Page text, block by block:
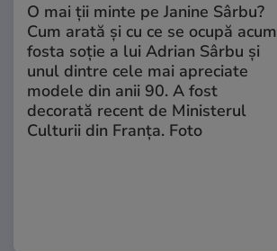
O mai ții minte pe Janine Sârbu?
Cum arată și cu ce se ocupă acum
fosta soție a lui Adrian Sârbu și
unul dintre cele mai apreciate
modele din anii 90. A fost
decorată recent de Ministerul
Culturii din Franța. Foto